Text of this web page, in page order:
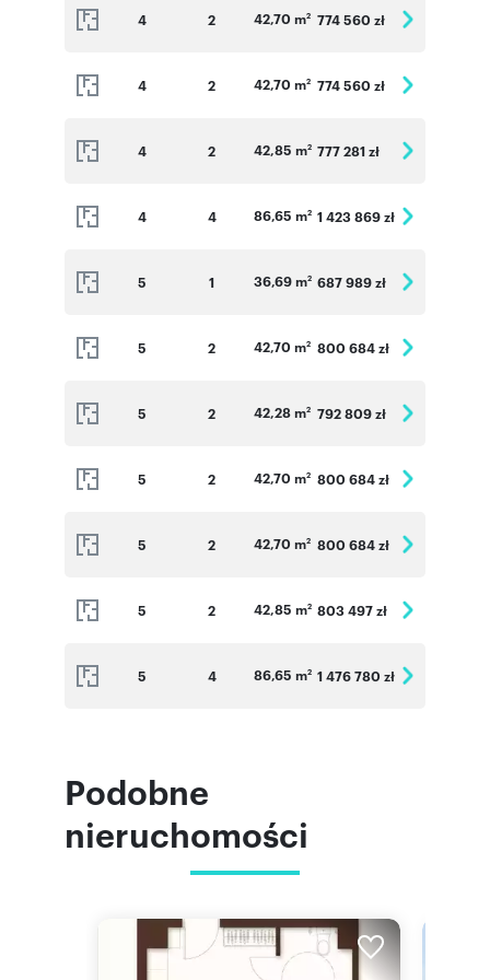
4 2 42,70 m2 774 560 zł
4 2 42,70 m2 774 560 zł
4 2 42,85 m2 777 281 zł
4 4 86,65 m2 1 423 869 zł
5 1 36,69 m2 687 989 zł
5 2 42,70 m2 800 684 zł
5 2 42,28 m2 792 809 zł
5 2 42,70 m2 800 684 zł
5 2 42,70 m2 800 684 zł
5 2 42,85 m2 803 497 zł
5 4 86,65 m2 1 476 780 zł
Podobne
nieruchomości